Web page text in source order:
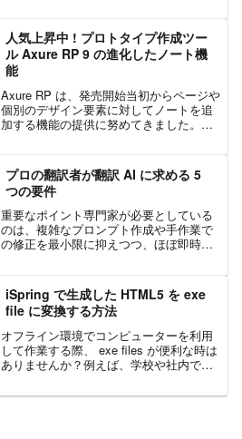
...
人気上昇中 ! プロトタイプ作成ツー
ル Axure RP 9 の進化したノート機
能
Axure RP は、発売開始当初からページや
個別のデザイン要素に対してノートを追
加する機能の提供に努めてきました。発
今までに、仕様書内だけなく、一定の制
限はありますが...
プロの翻訳者が翻訳 AI に求める 5
つの要件
重要なポイント専門家が必要としている
のは、複雑なプロンプト作成や手作業で
の修正を最小限に抑えつつ、ほぼ即時に
聞こえることが、原文の意味を変える代
償になってはなりま...
iSpring で生成した HTML5 を exe
file に変換する方法
オフライン環境でコンピューターを利用
して作業する際、 exe files が便利な時は
ありませんか？例えば、学校や社内でテ
たデータが保存されているファイルにア